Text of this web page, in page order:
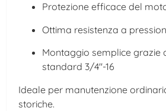
Protezione efficace del
Ottima resistenza a
Montaggio semplice grazie
standard 3/4″-16
Ideale per manutenzione
storiche.